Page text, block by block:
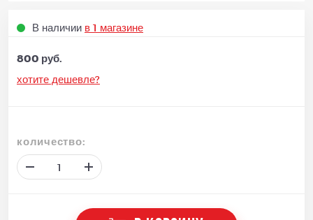
В наличии в 1 магазине
800 руб.
хотите дешевле?
количество: